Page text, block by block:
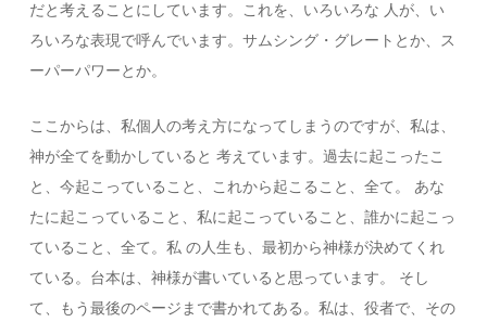
だと考えることにしています。これを、いろいろな 人が、い
ろいろな表現で呼んでいます。サムシング・グレートとか、ス
ーパーパワーとか。
ここからは、私個人の考え方になってしまうのですが、私は、
神が全てを動かしていると 考えています。過去に起こったこ
と、今起こっていること、これから起こること、全て。 あな
たに起こっていること、私に起こっていること、誰かに起こっ
ていること、全て。私 の人生も、最初から神様が決めてくれ
ている。台本は、神様が書いていると思っています。 そし
て、もう最後のページまで書かれてある。私は、役者で、その